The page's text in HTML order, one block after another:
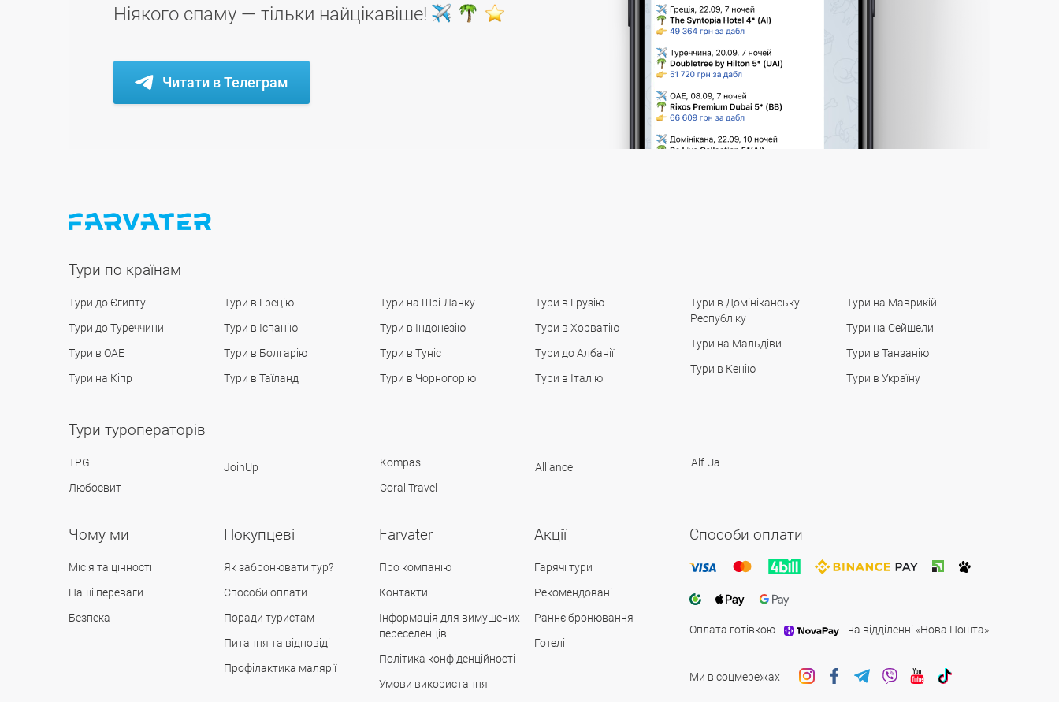
Ніякого спаму — тільки найцікавіше!
Читати в Телеграм
Тури по країнам
Тури до Єгипту
Тури до Туреччини
Тури в ОАЕ
Тури на Кіпр
Тури в Грецію
Тури в Іспанію
Тури в Болгарію
Тури в Таїланд
Тури на Шрі-Ланку
Тури в Індонезію
Тури в Туніс
Тури в Чорногорію
Тури в Грузію
Тури в Хорватію
Тури до Албанії
Тури в Італію
Тури в Домініканську
Республіку
Тури на Мальдіви
Тури в Кенію
Тури на Маврикій
Тури на Сейшели
Тури в Танзанію
Тури в Україну
Тури туроператорів
TPG
Любосвит
JoinUp
Kompas
Coral Travel
Alliance Alf Ua
Чому ми
Місія та цінності
Наші переваги
Безпека
Покупцеві
Як забронювати тур?
Способи оплати
Поради туристам
Питання та відповіді
Профілактика малярії
Farvater
Про компанію
Контакти
Інформація для вимушених
переселенців.
Політика конфіденційності
Умови використання
Акції
Гарячі тури
Рекомендовані
Раннє бронювання
Готелі
Способи оплати
Оплата готівкою на відділенні «Нова Пошта»
Ми в соцмережах